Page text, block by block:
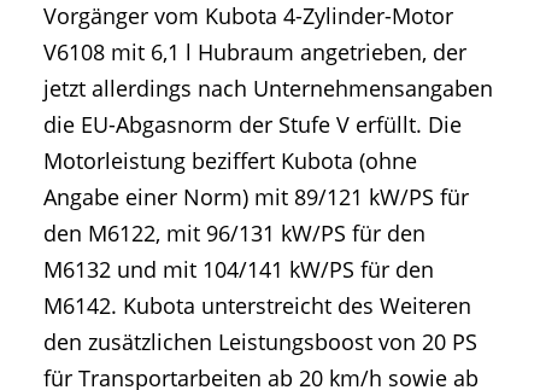
Vorgänger vom Kubota 4-Zylinder-Motor
V6108 mit 6,1 l Hubraum angetrieben, der
jetzt allerdings nach Unternehmensangaben
die EU-Abgasnorm der Stufe V erfüllt. Die
Motorleistung beziffert Kubota (ohne
Angabe einer Norm) mit 89/121 kW/PS für
den M6122, mit 96/131 kW/PS für den
M6132 und mit 104/141 kW/PS für den
M6142. Kubota unterstreicht des Weiteren
den zusätzlichen Leistungsboost von 20 PS
für Transportarbeiten ab 20 km/h sowie ab